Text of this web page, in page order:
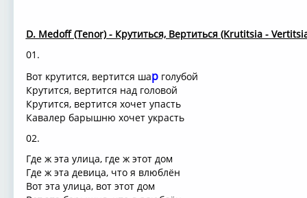
D. Medoff (Tenor) - Крутиться, Вертиться (Krutitsia -
01.
Вот крутится, вертится шарголубой
Крутится, вертится над головой
Крутится, вертится хочет упасть
Кавалер барышню хочет украсть
02.
Где ж эта улица, где ж этот дом
Где ж эта девица, что я влюблён
Вот эта улица, вот этот дом